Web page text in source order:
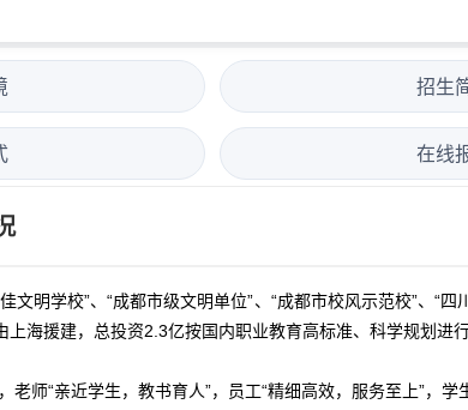
招生
在线
学校”、“成都市级文明单位”、“成都市校风示范校”、“四
海援建，总投资2.3亿按国内职业教育高标准、科学规划进
师“亲近学生，教书育人”，员工“精细高效，服务至上”，学